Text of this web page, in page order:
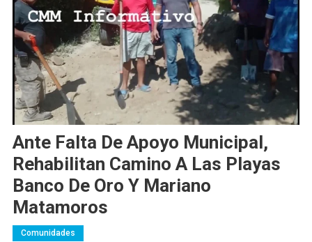
Ante Falta De Apoyo Municipal,
Rehabilitan Camino A Las Playas
Banco De Oro Y Mariano
Matamoros
Comunidades